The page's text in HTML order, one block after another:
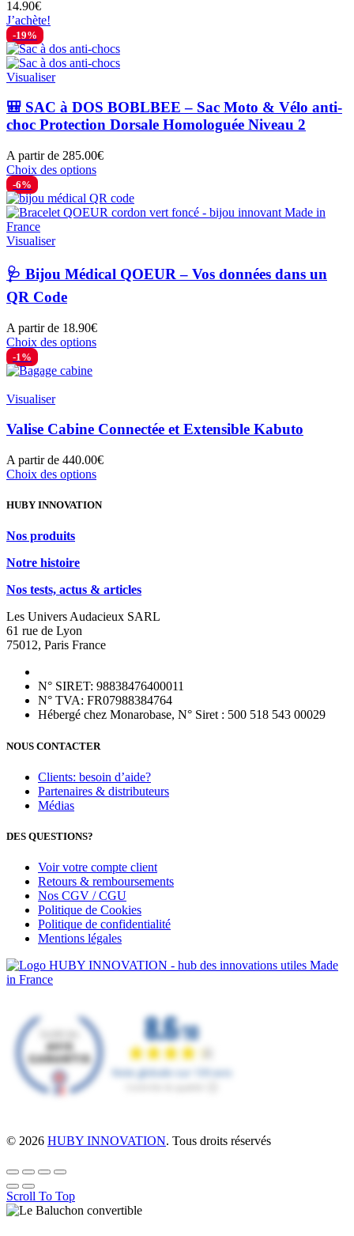
sur
la
page
produit
14.90€
J’achète!
-19%
Visualiser
🎒 SAC à DOS BOBLBEE – Sac Moto & Vélo anti-
choc Protection Dorsale Homologuée Niveau 2
A partir de 285.00€
Choix des optionsCe
a
plusieurs
peuvent
être
la
page
-6%
Visualiser
🩺 Bijou Médical QOEUR – Vos données dans un
QR Code
A partir de 18.90€
Choix des optionsCe
options
être
choisies
sur
page
-1%
Visualiser
Valise Cabine Connectée et Extensible Kabuto
A partir de 440.00€
Choix des optionsCe
a
être
sur
page
HUBY INNOVATION
Nos produits
Notre histoire
Nos tests, actus & articles
Les Univers Audacieux SARL
61 rue de Lyon
75012, Paris France
N° SIRET: 98838476400011
N° TVA: FR07988384764
Hébergé chez Monarobase, N° Siret : 500 518 543 00029
NOUS CONTACTER
Clients: besoin d’aide?
Partenaires & distributeurs
Médias
DES QUESTIONS?
Voir votre compte client
Retours & remboursements
Nos CGV / CGU
Politique de Cookies
Politique de confidentialité
Mentions légales
© 2026 HUBY INNOVATION. Tous droits réservés
Scroll To Top